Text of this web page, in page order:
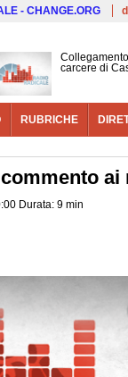
- CHANGE.ORG
carcere di
RUBRICHE
Durata: 9 min